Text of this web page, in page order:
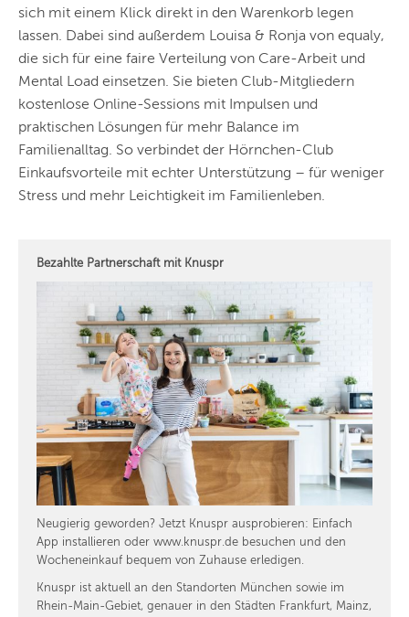
sich mit einem Klick direkt in den Warenkorb legen
lassen. Dabei sind außerdem Louisa & Ronja von equaly,
die sich für eine faire Verteilung von Care-Arbeit und
Mental Load einsetzen. Sie bieten Club-Mitgliedern
kostenlose Online-Sessions mit Impulsen und
praktischen Lösungen für mehr Balance im
Familienalltag. So verbindet der Hörnchen-Club
Einkaufsvorteile mit echter Unterstützung – für weniger
Stress und mehr Leichtigkeit im Familienleben.
Bezahlte Partnerschaft mit Knuspr
Neugierig geworden? Jetzt Knuspr ausprobieren: Einfach
App installieren oder www.knuspr.de besuchen und den
Wocheneinkauf bequem von Zuhause erledigen.
Knuspr ist aktuell an den Standorten München sowie im
Rhein-Main-Gebiet, genauer in den Städten Frankfurt, Mainz,